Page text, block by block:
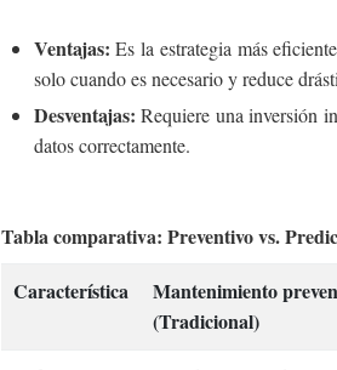
Ventajas:Es la estrategia más
solo cuando es necesario y reduce
Desventajas: Requiere una inversión
datos correctamente.
Tabla comparativa: Preventivo vs.
Característica
Mantenimiento
(Tradicional)